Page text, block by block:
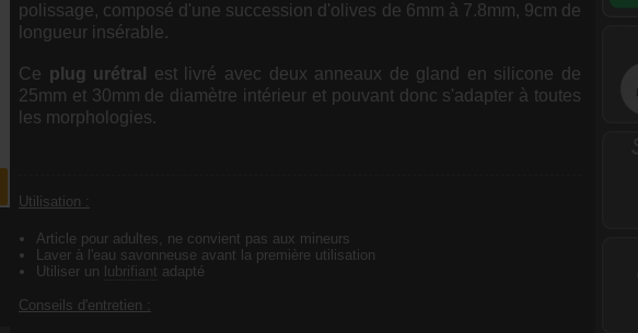
polissage, composé d'une succession d'olives de 6mm à 7.8mm, 9cm de
longueur insérable.
Ce plug urétral
est livré avec deux anneaux de gland en silicone de
25mm et 30mm de diamètre intérieur et pouvant donc s'adapter à toutes
les morphologies.
Utilisation :
Article pour adultes, ne convient pas aux mineurs
Laver à l'eau savonneuse avant la première utilisation
Utiliser un lubrifiant adapté
Conseils d'entretien :